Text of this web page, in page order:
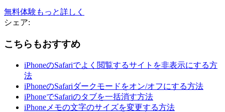
無料体験 もっと詳しく
シェア:
こちらもおすすめ
iPhoneのSafariでよく閲覧するサイトを非表示にする方
法
iPhoneのSafariダークモードをオン/オフにする方法
iPhoneでSafariのタブを一括消す方法
iPhoneメモの文字のサイズを変更する方法